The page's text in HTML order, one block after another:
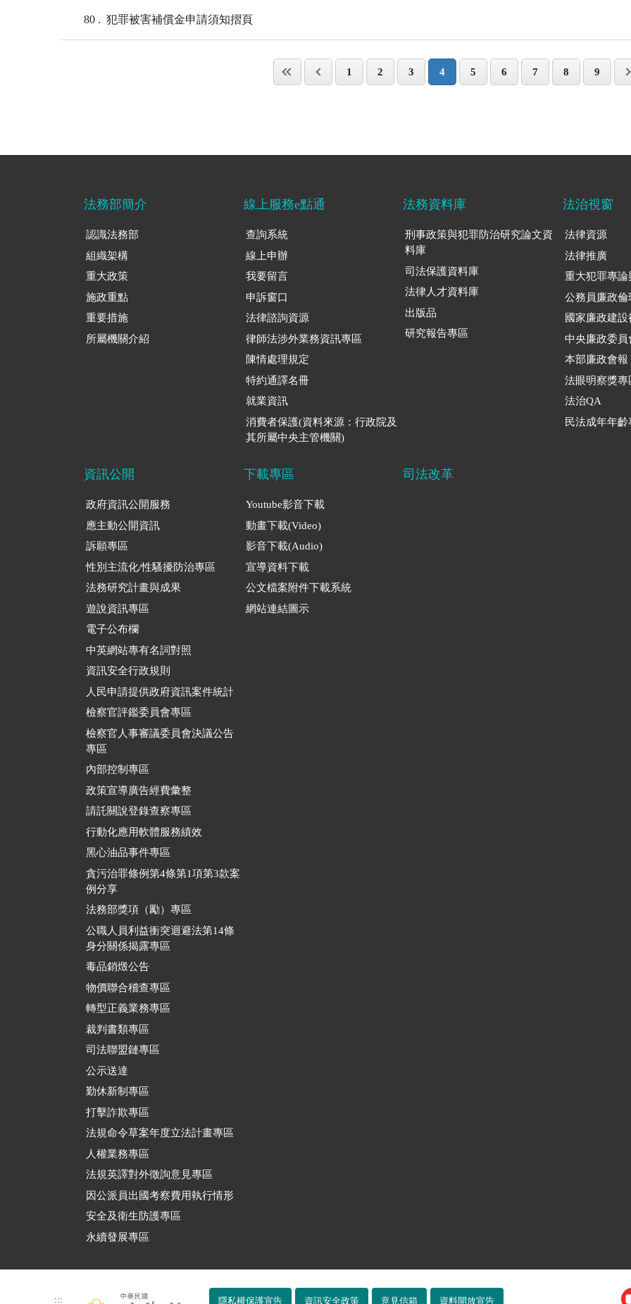
80 犯罪被害補償金申請須知摺頁
1 2 3 4 5 6 7 8 9
法務部簡介
認識法務部
組織架構
重大政策
施政重點
重要措施
所屬機關介紹
線上服務e點通
查詢系統
線上申辦
我要留言
申訴窗口
法律諮詢資源
律師法涉外業務資訊專區
陳情處理規定
特約通譯名冊
就業資訊
消費者保護(資料來源：行政院及
其所屬中央主管機關)
法務資料庫
刑事政策與犯罪防治研究論文資
料庫
司法保護資料庫
法律人才資料庫
出版品
研究報告專區
法治視窗
法律資源
法律推廣
重大犯罪專論
公務員廉政倫
國家廉政建
中央廉政委員
本部廉政會報
法眼明察獎專
法治QA
民法成年年齡
資訊公開
政府資訊公開服務
應主動公開資訊
訴願專區
性別主流化/性騷擾防治專區
法務研究計畫與成果
遊說資訊專區
電子公布欄
中英網站專有名詞對照
資訊安全行政規則
人民申請提供政府資訊案件統計
檢察官評鑑委員會專區
檢察官人事審議委員會決議公告
專區
內部控制專區
政策宣導廣告經費彙整
請託關說登錄查察專區
行動化應用軟體服務績效
黑心油品事件專區
貪污治罪條例第4條第1項第3款案
例分享
法務部獎項（勵）專區
公職人員利益衝突迴避法第14條
身分關係揭露專區
毒品銷燬公告
物價聯合稽查專區
轉型正義業務專區
裁判書類專區
司法聯盟鏈專區
公示送達
勤休新制專區
打擊詐欺專區
法規命令草案年度立法計畫專區
人權業務專區
法規英譯對外徵詢意見專區
因公派員出國考察費用執行情形
安全及衛生防護專區
永續發展專區
下載專區
Youtube影音下載
動畫下載(Video)
影音下載(Audio)
宣導資料下載
公文檔案附件下載系統
網站連結圖示
司法改革
::: 隱私權保護宣告 資訊安全政策 意見信箱 資料開放宣告